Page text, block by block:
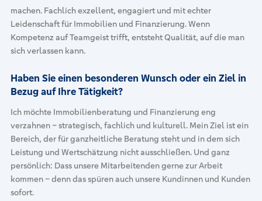
machen. Fachlich exzellent, engagiert und mit echter
Leidenschaft für Immobilien und Finanzierung. Wenn
Kompetenz auf Teamgeist trifft, entsteht Qualität, auf die man
sich verlassen kann.
Haben Sie einen besonderen Wunsch oder ein Ziel in
Bezug auf Ihre Tätigkeit?
Ich möchte Immobilienberatung und Finanzierung eng
verzahnen – strategisch, fachlich und kulturell. Mein Ziel ist ein
Bereich, der für ganzheitliche Beratung steht und in dem sich
Leistung und Wertschätzung nicht ausschließen. Und ganz
persönlich: Dass unsere Mitarbeitenden gerne zur Arbeit
kommen – denn das spüren auch unsere Kundinnen und Kunden
sofort.